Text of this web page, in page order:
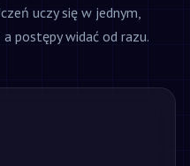
uczy się w jednym,
postępy widać od razu.